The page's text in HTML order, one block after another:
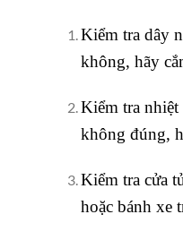
Kiểm tra dây
không, hãy
Kiểm tra nhiệt
không đúng,
Kiểm tra cửa
hoặc bánh xe